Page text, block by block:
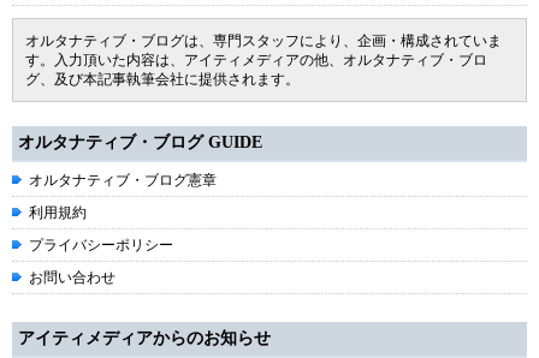
オルタナティブ・ブログは、専門スタッフにより、企画・構成されていま
す。入力頂いた内容は、アイティメディアの他、オルタナティブ・ブロ
グ、及び本記事執筆会社に提供されます。
オルタナティブ・ブログ GUIDE
オルタナティブ・ブログ憲章
利用規約
プライバシーポリシー
お問い合わせ
アイティメディアからのお知らせ